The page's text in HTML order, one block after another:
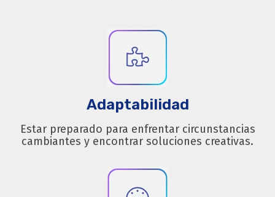
Adaptabilidad
Estar preparado para enfrentar circunstancias
cambiantes y encontrar soluciones creativas.